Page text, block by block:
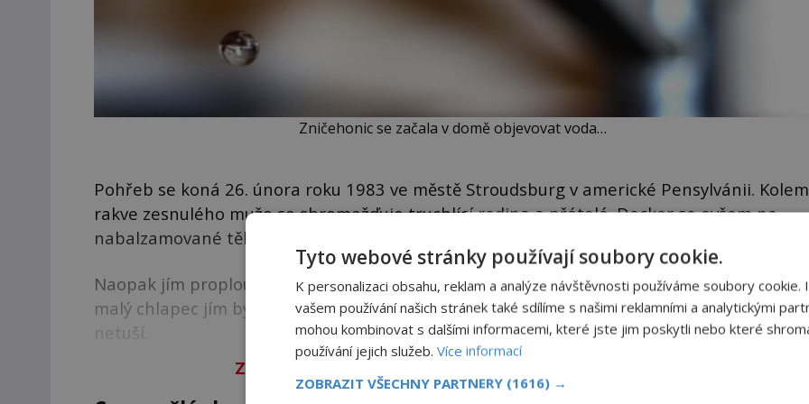
Zničehonic se začala v domě objevovat voda…
Pohřeb se koná 26. února roku 1983 ve městě Stroudsburg v americké Pensylvánii. Kolem
rakve zesnulého muže se shromažďuje truchlící rodina a přátelé. Decker se ovšem na
nabalzamované tělo nedívá s láskou nebo smutkem jako ostatní.
Naopak jím proplouvá silná nenávist a je šťastný, že je jeho dědeček už navždy pryč. Jako
malý chlapec jím byl totiž už od sedmi let zneužíván. To ovšem nikdo z pozůstalých
netuší.
Zbývá vám 94
% článku k dočtení. Nenechte si to ujít!
Tyto webové stránky používají soubory cookie.
K personalizaci obsahu, reklam a analýze návštěvnosti používáme soubory cookie.
vašem používání našich stránek také sdílíme s našimi reklamními a analytickými
mohou kombinovat s dalšími informacemi, které jste jim poskytli nebo které
používání jejich služeb. Více informací
ZOBRAZIT VŠECHNY PARTNERY (1616) →